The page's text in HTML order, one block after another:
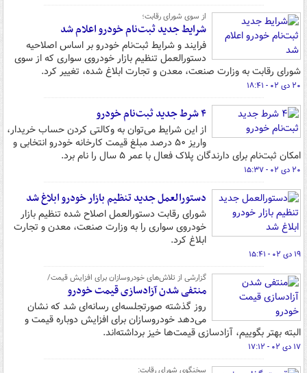
از سوی شورای رقابت؛
شرایط جدید ثبت‌نام خودرو اعلام شد
فرایند و شرایط ثبت‌نام خودرو بر اساس اصلاحیه
دستورالعمل تنظیم بازار خودروی سواری که از سوی
شورای رقابت به وزارت صنعت، معدن و تجارت ابلاغ شده، تغییر کرد.
۲۰ دی ۰۲ - ۱۸:۴۱
۴ شرط جدید ثبت‌نام خودرو
از این شرایط می‌توان به وکالتی کردن حساب خریدار،
واریز ۵۰ درصد مبلغ قیمت کارخانه خودرو انتخابی و
امکان ثبت‌نام برای دارندگان پلاک فعال با عمر ۵ سال را نام برد.
۲۰ دی ۰۲ - ۱۵:۳۷
دستورالعمل جدید تنظیم بازار خودرو ابلاغ شد
شورای رقابت دستورالعمل اصلاح شده تنظیم بازار
خودروی سواری را به وزارت صنعت، معدن و تجارت
ابلاغ کرد.
۱۹ دی ۰۲ - ۱۵:۴۱
گزارشی از تلاش‌های خودروسازان برای افزایش قیمت/
منتفی شدن آزادسازی قیمت خودرو
روز گذشته صورتجلسه‌ای رسانه‌ای شد که نشان
می‌دهد خودروسازان برای افزایش دوباره قیمت و
البته بهتر بگوییم، آزادسازی قیمت‌ها خیز برداشته‌اند.
۱۷ دی ۰۲ - ۱۷:۱۲
سخنگوی شورای رقابت: